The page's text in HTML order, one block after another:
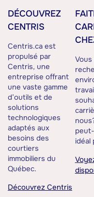
DÉCOUVREZ
CENTRIS
Centris.ca est
propulsé par
Centris, une
entreprise offrant
une vaste gamme
d’outils et de
solutions
technologiques
adaptés aux
besoins des
courtiers
immobiliers du
Québec.
Découvrez Centris
idéal